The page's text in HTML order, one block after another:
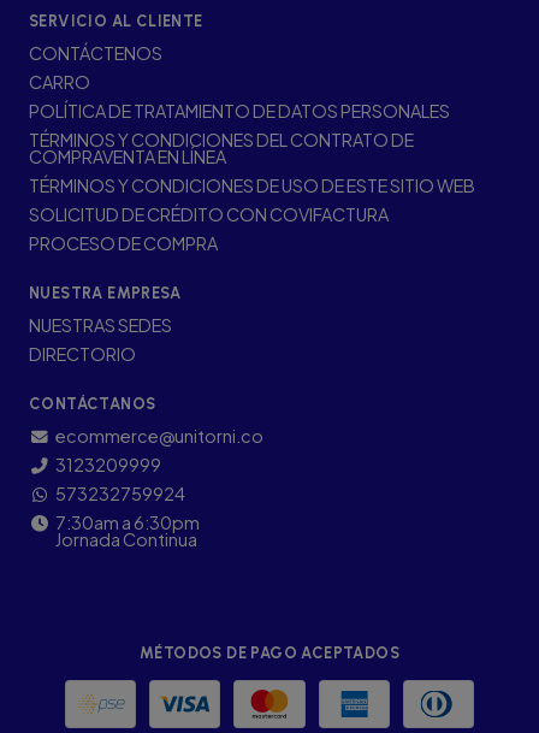
SERVICIO AL CLIENTE
CONTÁCTENOS
CARRO
POLÍTICA DE TRATAMIENTO DE DATOS PERSONALES
TÉRMINOS Y CONDICIONES DEL CONTRATO DE
COMPRAVENTA EN LÍNEA
TÉRMINOS Y CONDICIONES DE USO DE ESTE SITIO WEB
SOLICITUD DE CRÉDITO CON COVIFACTURA
PROCESO DE COMPRA
NUESTRA EMPRESA
NUESTRAS SEDES
DIRECTORIO
CONTÁCTANOS
ecommerce@unitorni.co
3123209999
573232759924
7:30am a 6:30pm
Jornada Continua
MÉTODOS DE PAGO ACEPTADOS